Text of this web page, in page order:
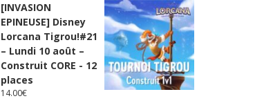
[INVASION
EPINEUSE] Disney
Lorcana Tigrou!#21
– Lundi 10 août –
Construit CORE - 12
places
14.00€